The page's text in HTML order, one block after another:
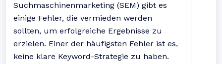
Suchmaschinenmarketing (SEM) gibt es
einige Fehler, die vermieden werden
sollten, um erfolgreiche Ergebnisse zu
erzielen. Einer der häufigsten Fehler ist es,
keine klare Keyword-Strategie zu haben.